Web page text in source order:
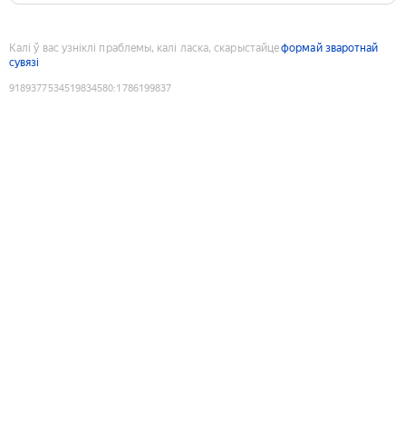
Калі ў вас узніклі праблемы, калі ласка, скарыстайцеформай зваротнай
сувязі
9189377534519834580:1786199837